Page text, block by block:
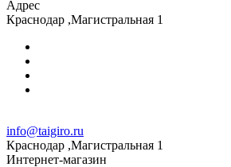
Адрес
Краснодар ,Магистральная 1
info@taigiro.ru
Краснодар ,Магистральная 1
Интернет-магазин